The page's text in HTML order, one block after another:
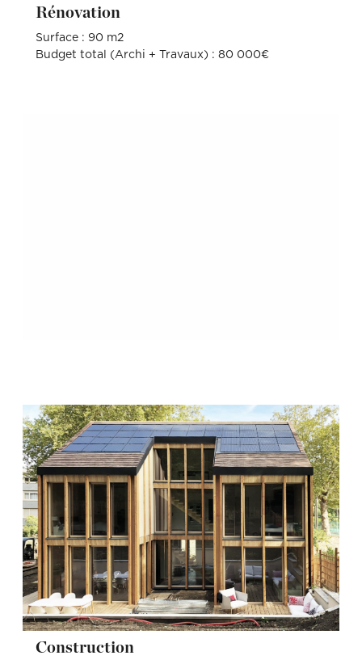
Rénovation
Surface : 90 m2
Budget total (Archi + Travaux) : 80 000€
Construction